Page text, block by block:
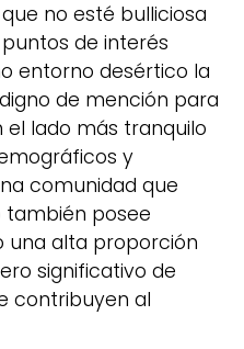
no esté bulliciosa
de interés
entorno desértico la
de mención para
el lado más tranquilo
y
comunidad que
posee
una alta proporción
significativo de
contribuyen al